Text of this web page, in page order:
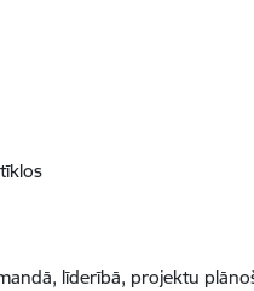
līderībā, projektu